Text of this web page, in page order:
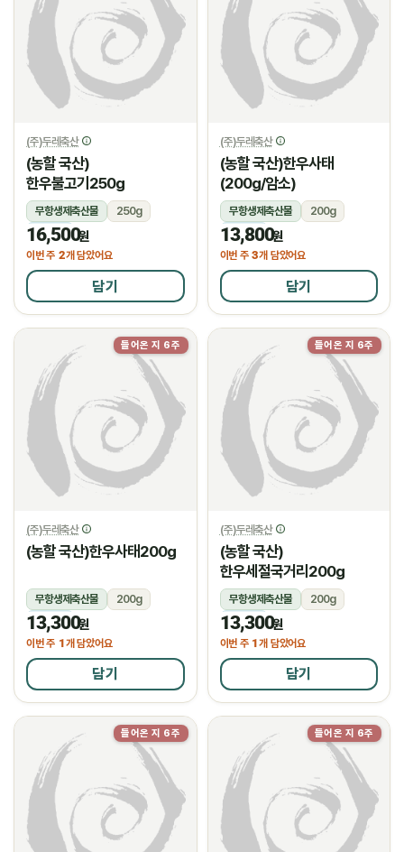
(주)두레축산
(농할 국산)
한우불고기250g
무항생제축산물
250g
냉장
16,500원
이번 주 2개 담았어요
담기
(주)두레축산
(농할 국산)한우사태
(200g/암소)
무항생제축산물
200g
냉장
13,800원
이번 주 3개 담았어요
담기
들어온 지 6주
(주)두레축산
(농할 국산)한우사태200g
무항생제축산물
200g
냉장
13,300원
이번 주 1개 담았어요
담기
들어온 지 6주
(주)두레축산
(농할 국산)
한우세절국거리200g
무항생제축산물
200g
냉장
13,300원
이번 주 1개 담았어요
담기
들어온 지 6주 들어온 지 6주